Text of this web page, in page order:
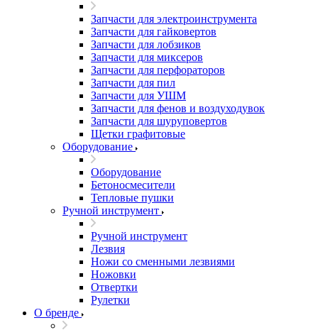
Запчасти для электроинструмента
Запчасти для гайковертов
Запчасти для лобзиков
Запчасти для миксеров
Запчасти для перфораторов
Запчасти для пил
Запчасти для УШМ
Запчасти для фенов и воздуходувок
Запчасти для шуруповертов
Щетки графитовые
Оборудование
Оборудование
Бетоносмесители
Тепловые пушки
Ручной инструмент
Ручной инструмент
Лезвия
Ножи со сменными лезвиями
Ножовки
Отвертки
Рулетки
О бренде